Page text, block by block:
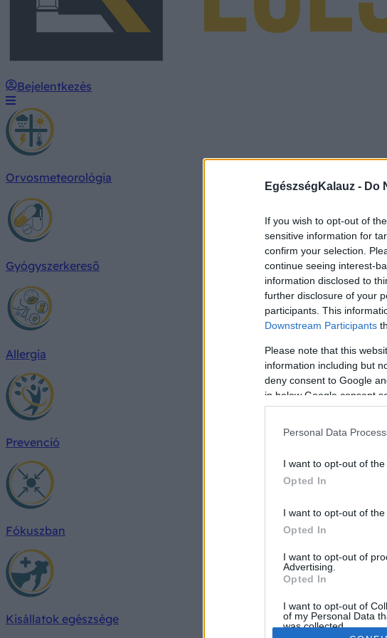
EgészségKalauz - Do
If you wish to opt-out of
sensitive information for
confirm your selection.
continue seeing interest-
information disclosed to
further disclosure of your
participants. This
Downstream Participants
Please note that this
information including but
deny consent to Google
in below Google consent
Personal Data
I want to opt-out of
Opted In
I want to opt-out of
Opted In
I want to opt-out of
Advertising.
Opted In
I want to opt-out of
of my Personal Data
was collected.
Bejelentkezés
Orvosmeteorológia
Gyógyszerkereső
Allergia
Prevenció
Fókuszban
Kisállatok egészsége